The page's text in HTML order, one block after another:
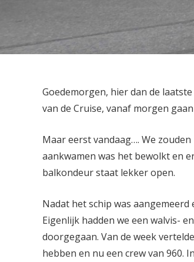
Goedemorgen, hier dan de
van de Cruise, vanaf morgen
Maar eerst vandaag…. We
aankwamen was het bewolkt en
balkondeur staat lekker open.
Nadat het schip was
Eigenlijk hadden we een walvis-
doorgegaan. Van de week
hebben en nu een crew van 960.